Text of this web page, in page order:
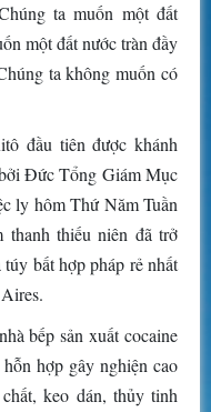
ta muốn một đất
một đất nước tràn đầy
ta không muốn có
đầu tiên được khánh
Đức Tổng Giám Mục
ly hôm Thứ Năm Tuần
thanh thiếu niên đã trở
bất hợp pháp rẻ nhất
bếp sản xuất cocaine
hợp gây nghiện cao
keo dán, thủy tinh